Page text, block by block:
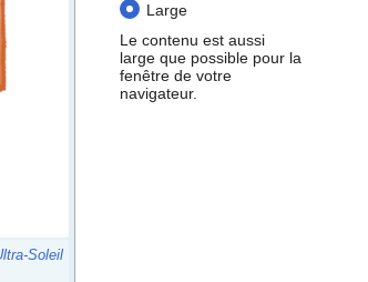
Large
Le contenu est aussi
large que possible pour la
fenêtre de votre
navigateur.
Soleil